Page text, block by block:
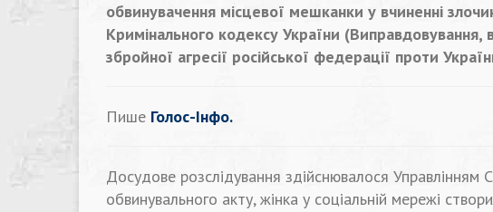
обвинувачення місцевої мешканки у вчиненні
Кримінального кодексу України (Виправдовування,
збройної агресії російської федерації проти
Пише Голос-Інфо.
Досудове розслідування здійснювалося Управлінням
обвинувального акту, жінка у соціальній мережі